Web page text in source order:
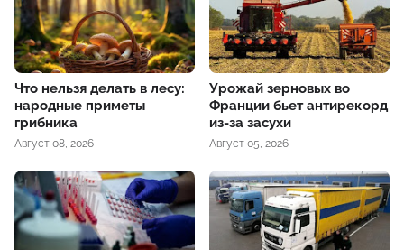
Что нельзя делать в лесу:
народные приметы
грибника
Август 08, 2026
Урожай зерновых во
Франции бьет антирекорд
из-за засухи
Август 05, 2026